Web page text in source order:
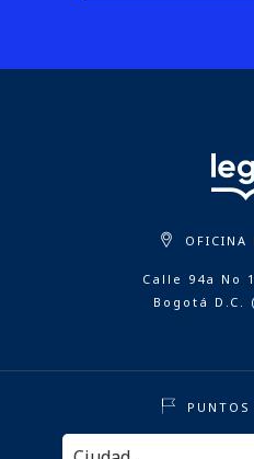
OFICINA
Calle 94a No
Bogotá D.C.
PUNTOS